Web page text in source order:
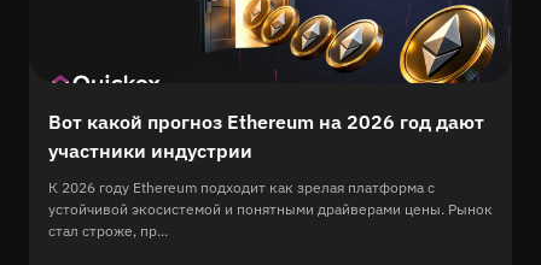
Вот какой прогноз Ethereum на 2026 год дают
участники индустрии
К 2026 году Ethereum подходит как зрелая платформа с
устойчивой экосистемой и понятными драйверами цены. Рынок
стал строже, пр...